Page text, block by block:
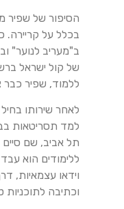
הסיפור של שפיר
של קול ישראל
ללמוד, שפיר כבר
לאחר שירותו
למד תסריטאות
ללימודים הוא
וידאו עצמאיות,
וכתיבה לתוכניות